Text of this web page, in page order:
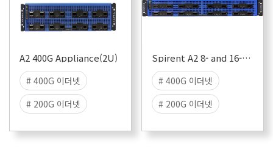
A2 400G Appliance(2U)
# 400G 이더넷
# 200G 이더넷
Spirent A2 8- and 16-port 400G 2U QSFP-DD Tester
# 400G 이더넷
# 200G 이더넷